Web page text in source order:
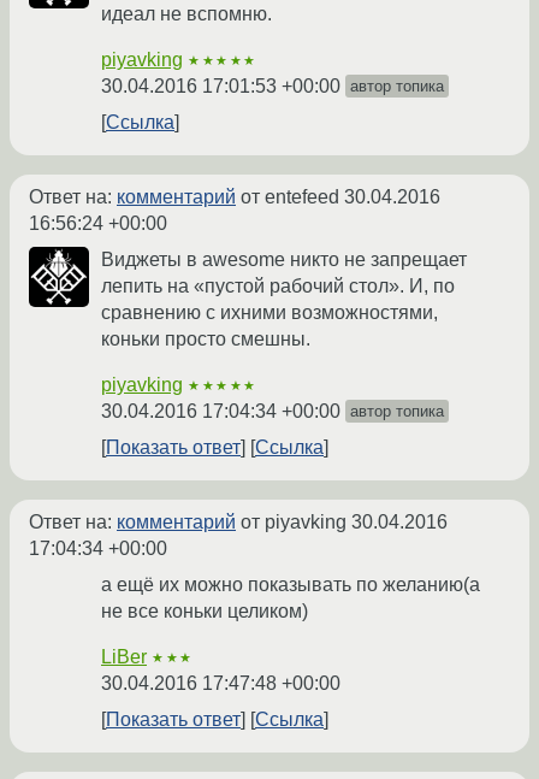
идеал не вспомню.
piyavking ★★★★★
30.04.2016 17:01:53 +00:00 автор топика
Ссылка
Ответ на: комментарий от entefeed 30.04.2016
16:56:24 +00:00
Виджеты в awesome никто не запрещает
лепить на «пустой рабочий стол». И, по
сравнению с ихними возможностями,
коньки просто смешны.
piyavking ★★★★★
30.04.2016 17:04:34 +00:00 автор топика
Показать ответ Ссылка
Ответ на: комментарий от piyavking 30.04.2016
17:04:34 +00:00
а ещё их можно показывать по желанию(а
не все коньки целиком)
LiBer ★★★
30.04.2016 17:47:48 +00:00
Показать ответ
Ссылка